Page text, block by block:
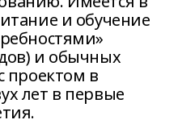
и обучение
и обычных
проектом в
лет в первые